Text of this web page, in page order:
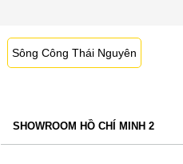
Sông Công Thái Nguyên
SHOWROOM HỒ CHÍ MINH 2